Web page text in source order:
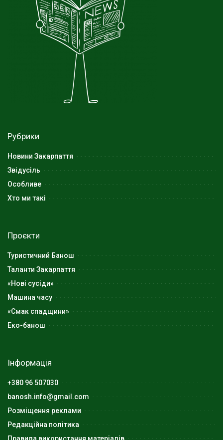
Рубрики
Новини Закарпаття
Звідусіль
Особливе
Хто ми такі
Проєкти
Туристичний Банош
Таланти Закарпаття
«Нові сусіди»
Машина часу
«Смак спадщини»
Еко-банош
Інформація
+380 96 507030
banosh.info@gmail.com
Розміщення реклами
Редакційна політика
Правила використання матеріалів